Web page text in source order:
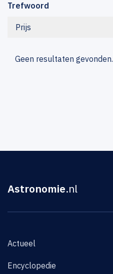
Trefwoord
Prijs
Geen resultaten gevonden.
Astronomie.nl
Actueel
Encyclopedie